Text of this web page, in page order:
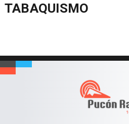
TABAQUISMO